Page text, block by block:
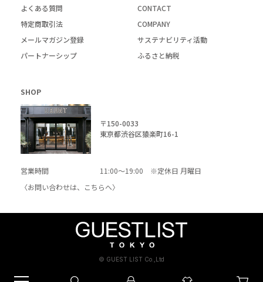
よくある質問
CONTACT
特定商取引法
COMPANY
メールマガジン登録
サステナビリティ活動
パートナーシップ
ふるさと納税
SHOP
〒150-0033
東京都渋谷区猿楽町16-1
営業時間
11:00～19:00 ※定休日 月曜日
〈お問い合わせは、
こちらへ〉
© GUEST LIST Co.,Ltd